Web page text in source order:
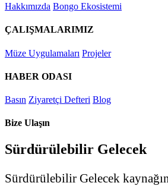
Hakkımızda Bongo Ekosistemi
ÇALIŞMALARIMIZ
Müze Uygulamaları Projeler
HABER ODASI
Basın Ziyaretçi Defteri Blog
Bize Ulaşın
Sürdürülebilir Gelecek
Sürdürülebilir Gelecek